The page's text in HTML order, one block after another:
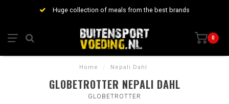
Huge collection of meals from the best brands
0
Home / Nepali Dahl
GLOBETROTTER NEPALI DAHL
GLOBETROTTER